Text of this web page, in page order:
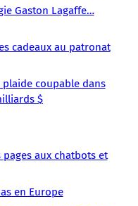
Gaston Lagaffe…
cadeaux au patronat
plaide coupable dans
$
pages aux chatbots et
en Europe